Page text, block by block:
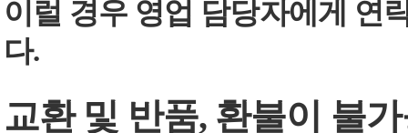
이럴 경우 영업 담당자에게 연
다.
교환 및 반품, 환불이 불